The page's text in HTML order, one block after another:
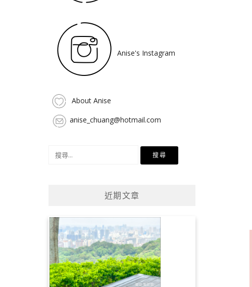
Anise's Instagram
About Anise
anise_chuang@hotmail.com
近期文章